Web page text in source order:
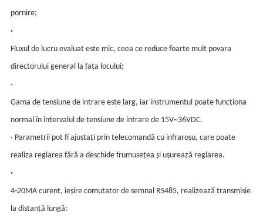
pornire;
·
Fluxul de lucru evaluat este mic, ceea ce reduce foarte mult povara
directorului general la fața locului;
·
Gama de tensiune de intrare este larg, iar instrumentul poate funcționa
normal în intervalul de tensiune de intrare de 15V~36VDC.
· Parametrii pot fi ajustați prin telecomandă cu infraroșu, care poate
realiza reglarea fără a deschide frumusețea și ușurează reglarea.
·
4-20MA curent, ieșire comutator de semnal RS485, realizează transmisie
la distanță lungă: